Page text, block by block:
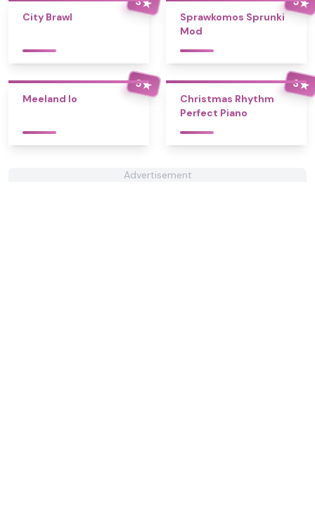
★
City Brawl
★
Sprawkomos Sprunki
Mod
5★
Meeland Io
3★
Christmas Rhythm
Perfect Piano
Advertisement